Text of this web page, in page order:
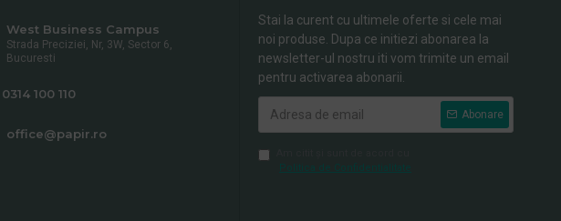
West Business Campus
Strada Preciziei, Nr, 3W, Sector 6,
Bucuresti
0314 100 110
office@papir.ro
Stai la curent cu ultimele oferte si cele mai
noi produse. Dupa ce initiezi abonarea la
newsletter-ul nostru iti vom trimite un email
pentru activarea abonarii.
Abonare
Politica de Confidentialitate